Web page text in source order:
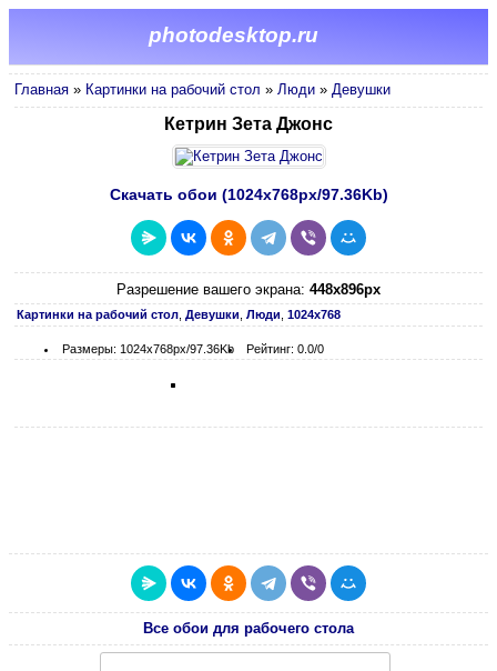
photodesktop.ru
Главная » Картинки на рабочий стол » Люди » Девушки
Кетрин Зета Джонс
Скачать обои (1024х768px/97.36Kb)
Разрешение вашего экрана: 448x896px
Картинки на рабочий стол Девушки Люди 1024х768
Размеры: 1024х768px/97.36Kb Рейтинг: 0.0/0
Все обои для рабочего стола